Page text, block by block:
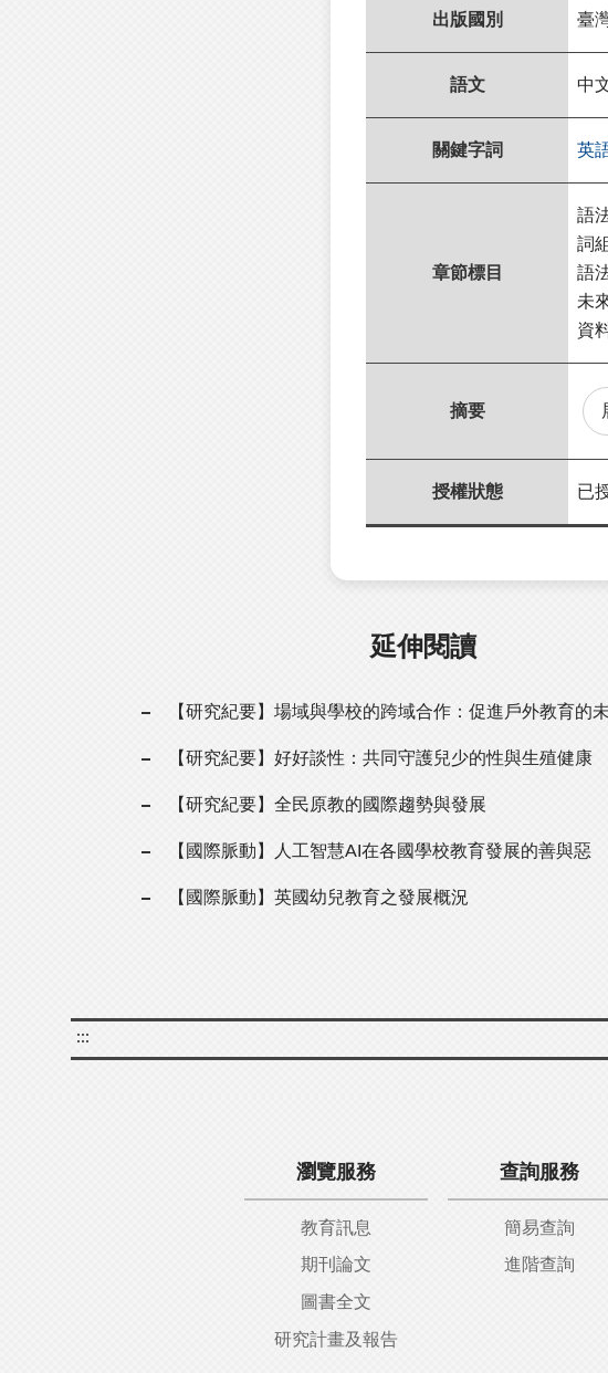
出版國別 臺
語文 中
關鍵字詞 英
章節標目
語
詞
語
未
資
摘要
授權狀態 已
延伸閱讀
【研究紀要】場域與學校的跨域合作：促進戶外教育的
【研究紀要】好好談性：共同守護兒少的性與生殖健康
【研究紀要】全民原教的國際趨勢與發展
【國際脈動】人工智慧AI在各國學校教育發展的善與惡
【國際脈動】英國幼兒教育之發展概況
:::
瀏覽服務
教育訊息
期刊論文
圖書全文
研究計畫及報告
查詢服務
簡易查詢
進階查詢